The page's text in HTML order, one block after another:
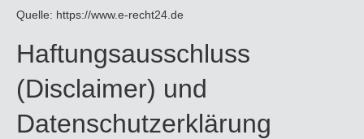
Quelle: https://www.e-recht24.de
Haftungsausschluss
(Disclaimer) und
Datenschutzerklärung